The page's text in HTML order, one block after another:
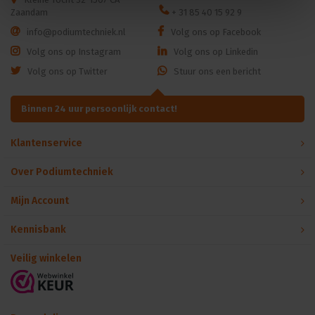
Zaandam
+ 31 85 40 15 92 9
info@podiumtechniek.nl
Volg ons op Facebook
Volg ons op Instagram
Volg ons op Linkedin
Volg ons op Twitter
Stuur ons een bericht
Binnen 24 uur persoonlijk contact!
Klantenservice
Over Podiumtechniek
Mijn Account
Kennisbank
Veilig winkelen